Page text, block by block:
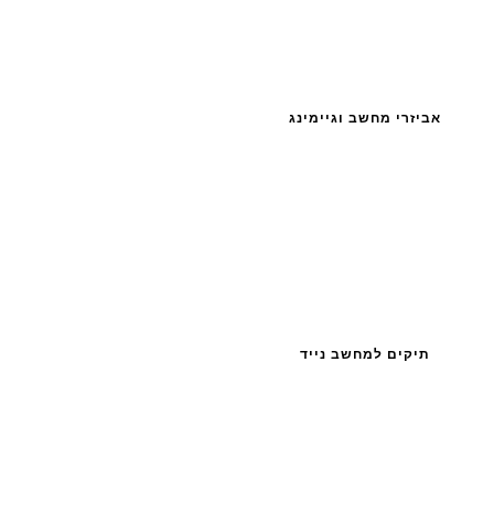
אביזרי מחשב וגיימינג
תיקים למחשב נייד